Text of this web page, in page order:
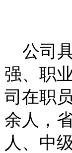
公司具
强、职
司在职
余人，
人、中